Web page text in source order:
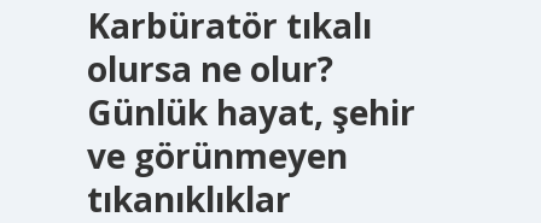
Karbüratör tıkalı
olursa ne olur?
Günlük hayat, şehir
ve görünmeyen
tıkanıklıklar